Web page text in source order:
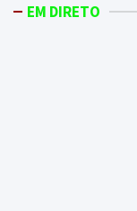
EM DIRETO